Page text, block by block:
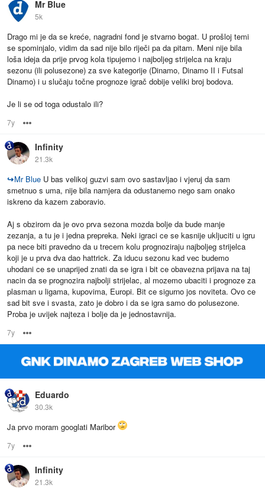
Mr Blue
5k
Drago mi je da se kreće, nagradni fond je stvarno bogat. U prošloj temi
se spominjalo, vidim da sad nije bilo riječi pa da pitam. Meni nije bila
loša ideja da prije prvog kola tipujemo i najboljeg strijelca na kraju
sezonu (ili polusezone) za sve kategorije (Dinamo, Dinamo II i Futsal
Dinamo) i u slučaju točne prognoze igrač dobije veliki broj bodova.
Je li se od toga odustalo ili?
7y
Infinity
21.3k
↪Mr Blue U bas velikoj guzvi sam ovo sastavljao i vjeruj da sam
smetnuo s uma, nije bila namjera da odustanemo nego sam onako
iskreno da kazem zaboravio.
Aj s obzirom da je ovo prva sezona mozda bolje da bude manje
zezanja, a tu je i jedna prepreka. Neki igraci ce se kasnije ukljuciti u igru
pa nece biti pravedno da u trecem kolu prognoziraju najboljeg strijelca
koji je u prva dva dao hattrick. Za iducu sezonu kad vec budemo
uhodani ce se unaprijed znati da se igra i bit ce obavezna prijava na taj
nacin da se prognozira najbolji strijelac, al mozemo ubaciti i prognoze za
plasman u ligama, kupovima, Europi. Bit ce sigurno jos noviteta. Ovo ce
sad bit sve i svasta, zato je dobro i da se igra samo do polusezone.
Proba je uvijek najteza i bolje da je jednostavnija.
7y
Eduardo
30.3k
Ja prvo moram googlati Maribor
7y
Infinity
21.3k